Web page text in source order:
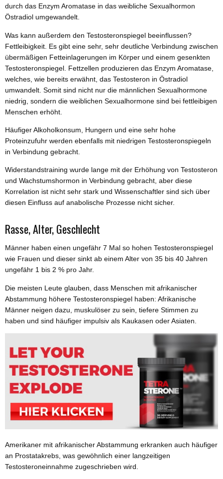
durch das Enzym Aromatase in das weibliche Sexualhormon
Östradiol umgewandelt.
Was kann außerdem den Testosteronspiegel beeinflussen?
Fettleibigkeit. Es gibt eine sehr, sehr deutliche Verbindung zwischen
übermäßigen Fetteinlagerungen im Körper und einem gesenkten
Testosteronspiegel. Fettzellen produzieren das Enzym Aromatase,
welches, wie bereits erwähnt, das Testosteron in Östradiol
umwandelt. Somit sind nicht nur die männlichen Sexualhormone
niedrig, sondern die weiblichen Sexualhormone sind bei fettleibigen
Menschen erhöht.
Häufiger Alkoholkonsum, Hungern und eine sehr hohe
Proteinzufuhr werden ebenfalls mit niedrigen Testosteronspiegeln
in Verbindung gebracht.
Widerstandstraining wurde lange mit der Erhöhung von Testosteron
und Wachstumshormon in Verbindung gebracht, aber diese
Korrelation ist nicht sehr stark und Wissenschaftler sind sich über
diesen Einfluss auf anabolische Prozesse nicht sicher.
Rasse, Alter, Geschlecht
Männer haben einen ungefähr 7 Mal so hohen Testosteronspiegel
wie Frauen und dieser sinkt ab einem Alter von 35 bis 40 Jahren
ungefähr 1 bis 2 % pro Jahr.
Die meisten Leute glauben, dass Menschen mit afrikanischer
Abstammung höhere Testosteronspiegel haben: Afrikanische
Männer neigen dazu, muskulöser zu sein, tiefere Stimmen zu
haben und sind häufiger impulsiv als Kaukasen oder Asiaten.
Amerikaner mit afrikanischer Abstammung erkranken auch häufiger
an Prostatakrebs, was gewöhnlich einer langzeitigen
Testosteroneinnahme zugeschrieben wird.